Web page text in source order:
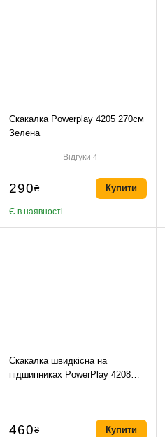
Скакалка Powerplay 4205 270см
Зелена
Відгуки4
290₴
Є в наявності
Купити
Скакалка швидкісна на
підшипниках PowerPlay 4208
460₴ Купити